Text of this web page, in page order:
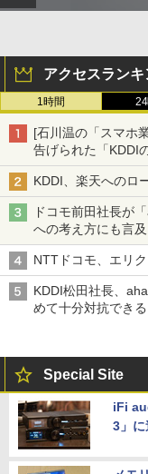
アクセスランキ
1時間
[石川温の「スマホ
告げられた「KDDI
穴と楽天モバイル
KDDI、楽天へのロ
ドコモ前田社長が
への考え方にも言及
NTTドコモ、エリ
KDDI松田社長、
めて十分対抗できる
Special Site
iFi
3」に